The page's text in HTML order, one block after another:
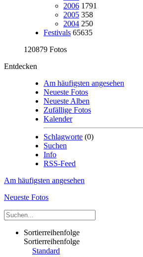
2006 1791
2005 358
2004 250
Festivals 65635
120879 Fotos
Entdecken
Am häufigsten angesehen
Neueste Fotos
Neueste Alben
Zufällige Fotos
Kalender
Schlagworte (0)
Suchen
Info
RSS-Feed
Am häufigsten angesehen
Neueste Fotos
Sortierreihenfolge
Sortierreihenfolge
Standard